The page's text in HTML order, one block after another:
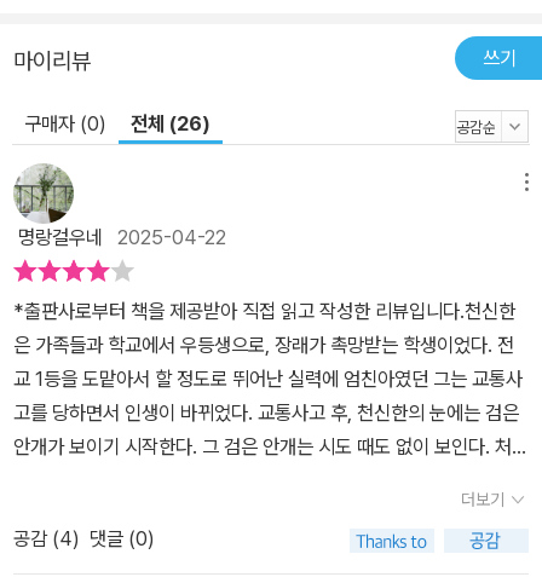
마이리뷰 쓰기
구매자 (0) 전체 (26)
명랑걸우네 2025-04-22
*출판사로부터 책을 제공받아 직접 읽고 작성한 리뷰입니다.천신한
은 가족들과 학교에서 우등생으로, 장래가 촉망받는 학생이었다. 전
교 1등을 도맡아서 할 정도로 뛰어난 실력에 엄친아였던 그는 교통사
고를 당하면서 인생이 바뀌었다. 교통사고 후, 천신한의 눈에는 검은
안개가 보이기 시작한다. 그 검은 안개는 시도 때도 없이 보인다. 처음
찬가지였다. 직장에서 함께 일하던 동료 황위샹의 퇴근길, 그에게도
검은 안개가 보였다. 잡아야 할 것 같았지만, 황위샹은 장 볼 가게 문
더보기
공감 (4) 댓글 (0)